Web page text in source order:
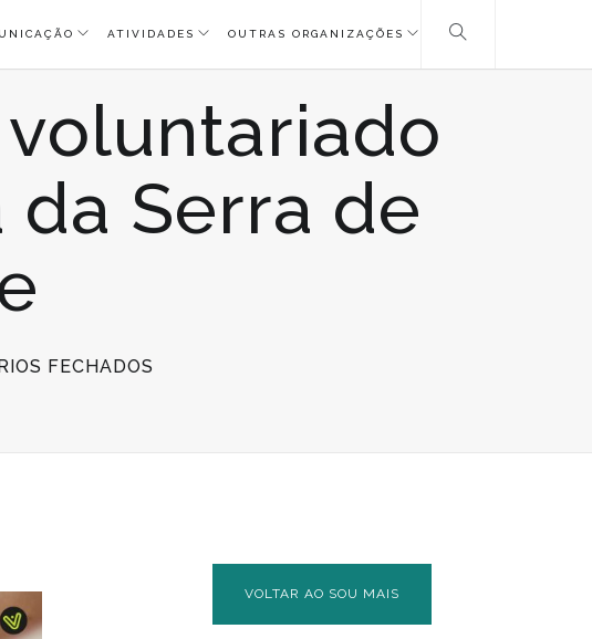
ATIVIDADES OUTRAS ORGANIZAÇÕES
Serra de
FECHADOS
FLORESTA
VOLTAR AO SOU MAIS